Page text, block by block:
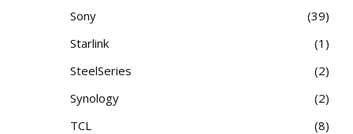
Sony
39
Starlink
1
SteelSeries
2
Synology
2
TCL
8